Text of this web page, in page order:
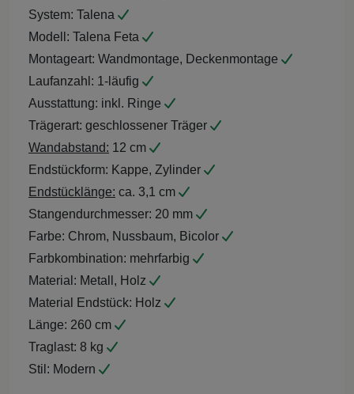
System: Talena
Modell: Talena Feta
Montageart: Wandmontage, Deckenmontage
Laufanzahl: 1-läufig
Ausstattung: inkl. Ringe
Trägerart: geschlossener Träger
Wandabstand: 12 cm
Endstückform: Kappe, Zylinder
Endstücklänge: ca. 3,1 cm
Stangendurchmesser: 20 mm
Farbe: Chrom, Nussbaum, Bicolor
Farbkombination: mehrfarbig
Material: Metall, Holz
Material Endstück: Holz
Länge: 260 cm
Traglast: 8 kg
Stil: Modern